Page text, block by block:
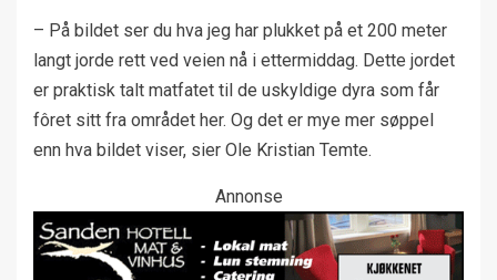
– På bildet ser du hva jeg har plukket på et 200 meter
langt jorde rett ved veien nå i ettermiddag. Dette jordet
er praktisk talt matfatet til de uskyldige dyra som får
fôret sitt fra området her. Og det er mye mer søppel
enn hva bildet viser, sier Ole Kristian Temte.
Annonse